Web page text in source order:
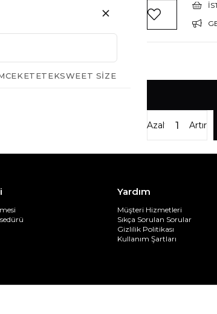
Artır
Azalt
Yardım
Müşteri Hizmetleri
Sıkça Sorulan Sorular
Gizlilik Politikası
Kullanım Şartları
CEKETETEKSWEET SIZE